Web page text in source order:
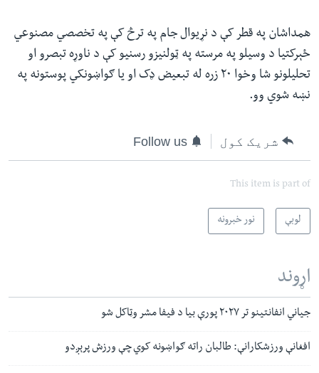
همداشان په قطر کې د نړیوال جام په ترڅ کې په تخصصي مصنوعي
ځېرکتیا د وسیلو په مرسته په ټولنیزو رسنیو کې د ناوړه تبصرو او
تحلیلونو شا وخوا ۲۰ زره له تبعیض ډک او یا ګواښونکي پوستونه په
نښه شوي وو.
شریک کول Follow us
This item is part of
لوبې نور خبرونه
اړوند
جیاني انفانتینو تر ۲۰۲۷ پورې بیا د فیفا مشر وټاکل شو
افغانې ورزشکارانې: طالبان راته ګواښونه کوي چې ورزش پرېږدو